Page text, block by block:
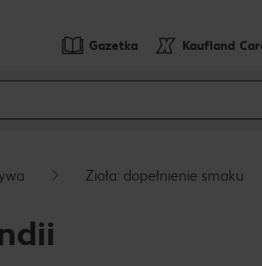
Gazetka Kaufland
Zioła: dopełnienie smaku